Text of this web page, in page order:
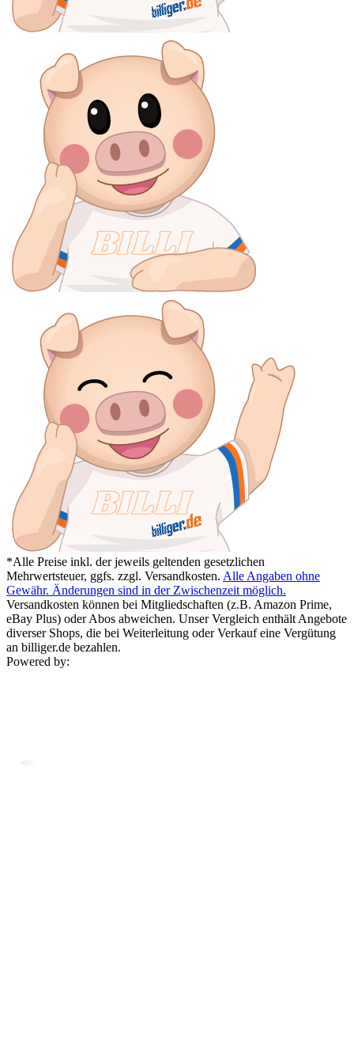
*Alle Preise inkl. der jeweils geltenden gesetzlichen
Mehrwertsteuer, ggfs. zzgl. Versandkosten. Alle Angaben ohne
Gewähr. Änderungen sind in der Zwischenzeit möglich.
Versandkosten können bei Mitgliedschaften (z.B. Amazon Prime,
eBay Plus) oder Abos abweichen. Unser Vergleich enthält Angebote
diverser Shops, die bei Weiterleitung oder Verkauf eine Vergütung
an billiger.de bezahlen.
Powered by: